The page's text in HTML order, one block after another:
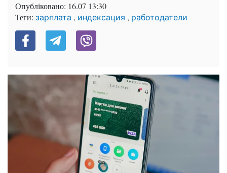
Опубліковано: 16.07 13:30
Теги: зарплата , индексация , работодатели